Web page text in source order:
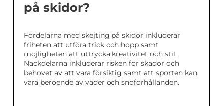
på skidor?
Fördelarna med skejting på skidor inkluderar
friheten att utföra trick och hopp samt
möjligheten att uttrycka kreativitet och stil.
Nackdelarna inkluderar risken för skador och
behovet av att vara försiktig samt att sporten kan
vara beroende av väder och snöförhållanden.